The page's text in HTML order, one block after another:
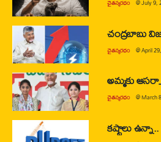
చైతన్యరధం @July 9,
చంద్రబాబు
చైతన్యరధం @April
అమ్మకు
చైతన్యరధం @March
కష్టాలు